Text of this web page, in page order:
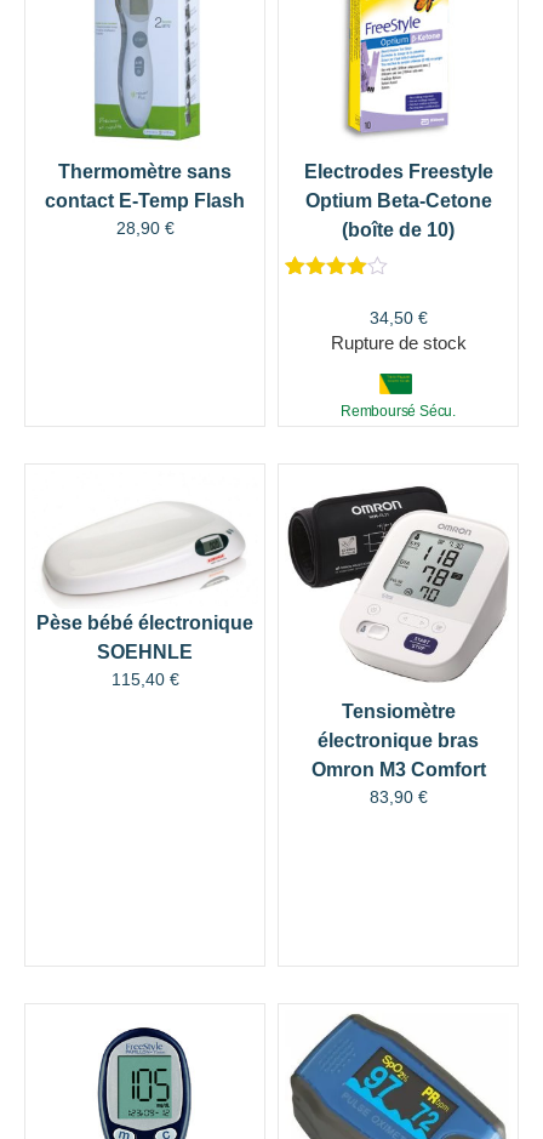
Thermomètre sans
contact E-Temp Flash
28,90 €
Electrodes Freestyle
Optium Beta-Cetone
(boîte de 10)
34,50 €
Rupture de stock
Remboursé Sécu.
Pèse bébé électronique
SOEHNLE
115,40 €
Tensiomètre
électronique bras
Omron M3 Comfort
83,90 €